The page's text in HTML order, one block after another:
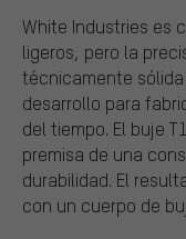
White Industries es
ligeros, pero la
técnicamente
desarrollo para
del tiempo. El buje
premisa de una
durabilidad. El
con un cuerpo de